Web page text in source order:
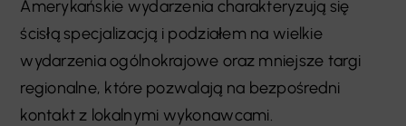
Amerykańskie wydarzenia charakteryzują się
ścisłą specjalizacją i podziałem na wielkie
wydarzenia ogólnokrajowe oraz mniejsze targi
regionalne, które pozwalają na bezpośredni
kontakt z lokalnymi wykonawcami.